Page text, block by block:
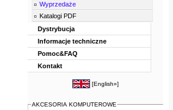
Wyprzedaże
Katalogi PDF
Dystrybucja
Informacje techniczne
Pomoc&FAQ
Kontakt
[English»]
AKCESORIA KOMPUTEROWE